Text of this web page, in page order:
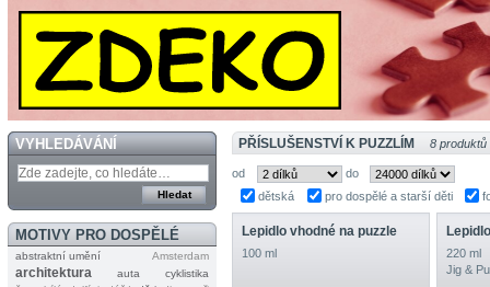
VYHLEDÁVÁNÍ
MOTIVY PRO DOSPĚLÉ
abstraktní umění Amsterdam
architektura auta
cyklistika
PŘÍSLUŠENSTVÍ K PUZZLÍM 8 produktů
od
do
dětská
pro dospělé a starší děti
Lepidlo vhodné na puzzle
100 ml
220 ml
Jig &